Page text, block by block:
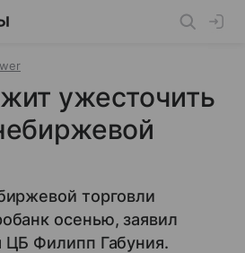
ужесточить
торговли
осенью, заявил
ЦБ Филипп Габуния.